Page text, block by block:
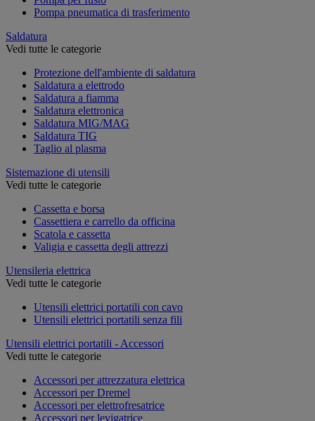
Pompa pneumatica di trasferimento
Saldatura
Vedi tutte le categorie
Protezione dell'ambiente di saldatura
Saldatura a elettrodo
Saldatura a fiamma
Saldatura elettronica
Saldatura MIG/MAG
Saldatura TIG
Taglio al plasma
Sistemazione di utensili
Vedi tutte le categorie
Cassetta e borsa
Cassettiera e carrello da officina
Scatola e cassetta
Valigia e cassetta degli attrezzi
Utensileria elettrica
Vedi tutte le categorie
Utensili elettrici portatili con cavo
Utensili elettrici portatili senza fili
Utensili elettrici portatili - Accessori
Vedi tutte le categorie
Accessori per attrezzatura elettrica
Accessori per Dremel
Accessori per elettrofresatrice
Accessori per levigatrice